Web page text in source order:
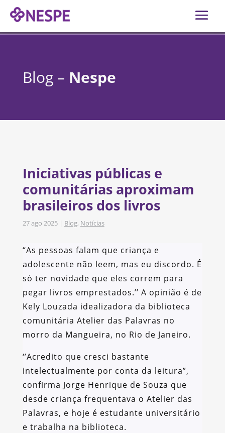
Blog – Nespe
Iniciativas públicas e
comunitárias aproximam
brasileiros dos livros
27 ago 2025| Blog, Notícias
“As pessoas falam que criança e
adolescente não leem, mas eu discordo. É
só ter novidade que eles correm para
pegar livros emprestados.’’ A opinião é de
Kely Louzada idealizadora da biblioteca
comunitária Atelier das Palavras no
morro da Mangueira, no Rio de Janeiro.
‘’Acredito que cresci bastante
intelectualmente por conta da leitura”,
confirma Jorge Henrique de Souza que
desde criança frequentava o Atelier das
Palavras, e hoje é estudante universitário
e trabalha na biblioteca.